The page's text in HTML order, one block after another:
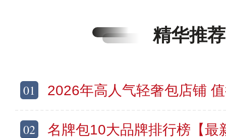
精华推荐
01 2026年高人气轻奢包店铺
02 名牌包10大品牌排行榜【最